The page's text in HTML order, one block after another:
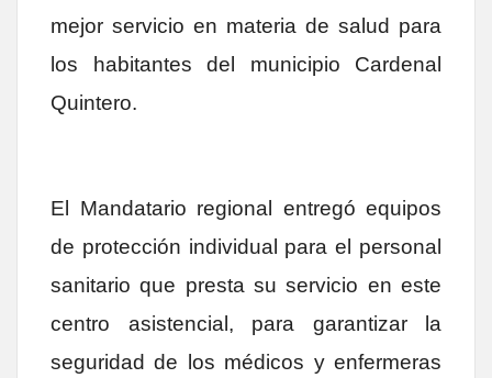
mejor servicio en materia de salud para
los habitantes del municipio Cardenal
Quintero.
El Mandatario regional entregó equipos
de protección individual para el personal
sanitario que presta su servicio en este
centro asistencial, para garantizar la
seguridad de los médicos y enfermeras